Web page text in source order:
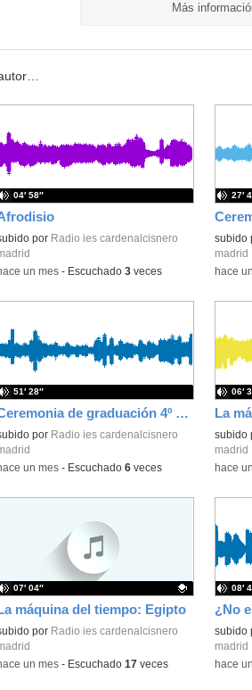
Más
por Radio ies cardenalcisnero
04′ 58″
un mes- Escuchado 3veces
subido
madrid
27′
-hace
Ceremonia de graduación 4º ESO IES Cardenal Cisneros
por Radio ies cardenalcisnero
51′ 28″
un mes- Escuchado 6veces
La
subido
madrid
06′
-hace
máquina del tiempo: Egipto
educativo.
por Radio ies cardenalcisnero
07′ 04″
un mes- Escuchado 17veces
subido
madrid
08′
-hace